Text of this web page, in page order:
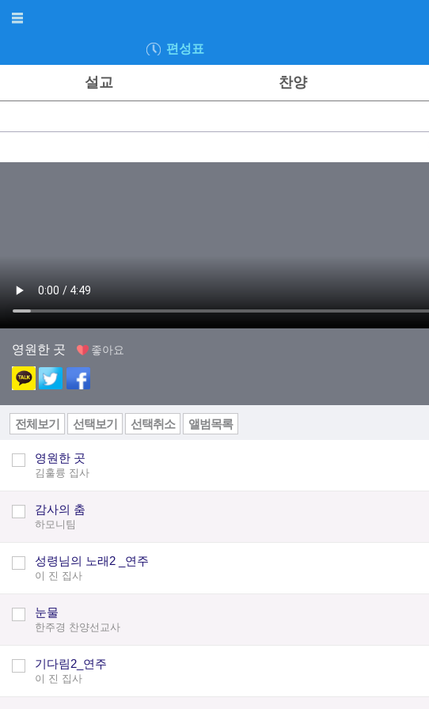
편성표
설교 찬양
영원한 곳 좋아요
전체보기 선택보기 선택취소 앨범목록
영원한 곳
김훌륭 집사
감사의 춤
하모니팀
성령님의 노래2 _연주
이 진 집사
눈물
한주경 찬양선교사
기다림2_연주
이 진 집사